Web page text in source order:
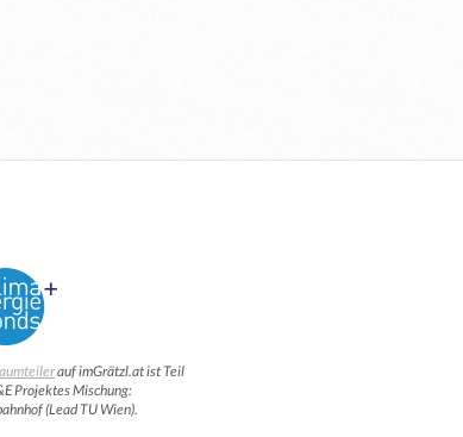
auf imGrätzl.at ist Teil
Projektes Mischung:
(Lead TU Wien).